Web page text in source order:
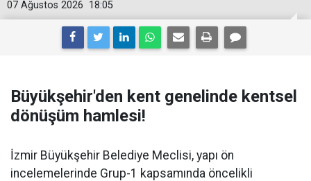
18:05
07 Ağustos 2026
Büyükşehir'den kent genelinde kentsel
dönüşüm hamlesi!
İzmir Büyükşehir Belediye Meclisi, yapı ön
incelemelerinde Grup-1 kapsamında öncelikli